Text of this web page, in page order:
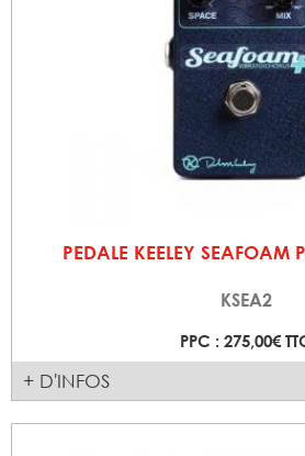
PEDALE KEELEY SEAFOAM
KSEA2
PPC : 275,00€
+ D'INFOS